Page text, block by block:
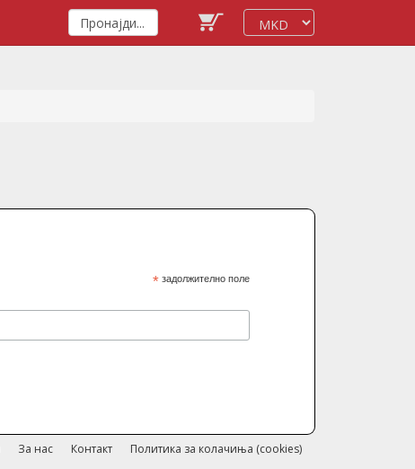
*задолжително поле
За нас Контакт
Политика за колачиња (cookies)